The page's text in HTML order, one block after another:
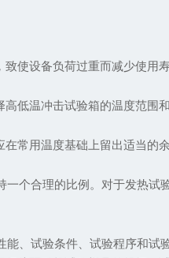
设备负荷过重而减少使用
温冲击试验箱的温度范围和
用温度基础上留出适当的
合理的比例。对于发热试
试验条件、试验程序和试